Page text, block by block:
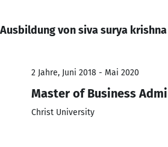
Ausbildung von siva surya
2 Jahre, Juni 2018 - Mai 2020
Master of Business
Christ University